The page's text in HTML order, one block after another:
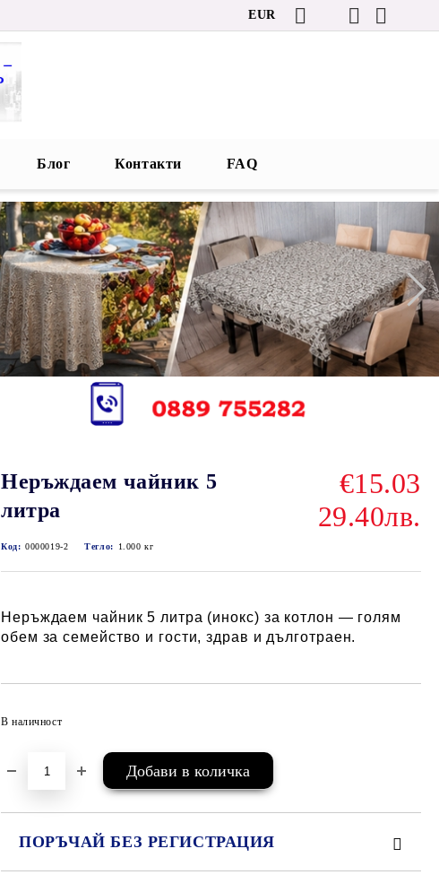
EUR
Блог Контакти FAQ
Неръждаем чайник 5
литра
€15.03
29.40лв.
Код: 0000019-2 Тегло: 1.000 кг
Неръждаем чайник 5 литра (инокс) за котлон — голям
обем за семейство и гости, здрав и дълготраен.
В наличност
ПОРЪЧАЙ БЕЗ РЕГИСТРАЦИЯ